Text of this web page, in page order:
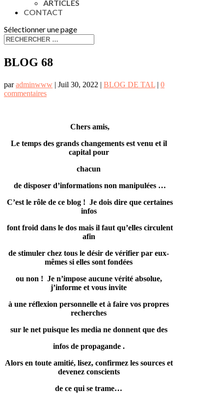
ARTICLES
CONTACT
Sélectionner une page
BLOG 68
paradminwww | Juil 30, 2022 | BLOG DE TAL | 0
commentaires
Chers amis,
Le temps des grands changements est venu et il
capital pour
chacun
de disposer d’informations non manipulées …
C’est le rôle de ce blog ! Je dois dire que certaines
infos
font froid dans le dos mais il faut qu’elles circulent
afin
de stimuler chez tous le désir de vérifier par eux-
mêmes si elles sont fondées
ou non ! Je n’impose aucune vérité absolue,
j’informe et vous invite
à une réflexion personnelle et à faire vos propres
recherches
sur le net puisque les media ne donnent que des
infos de propagande .
Alors en toute amitié, lisez, confirmez les sources et
devenez conscients
de ce qui se trame…